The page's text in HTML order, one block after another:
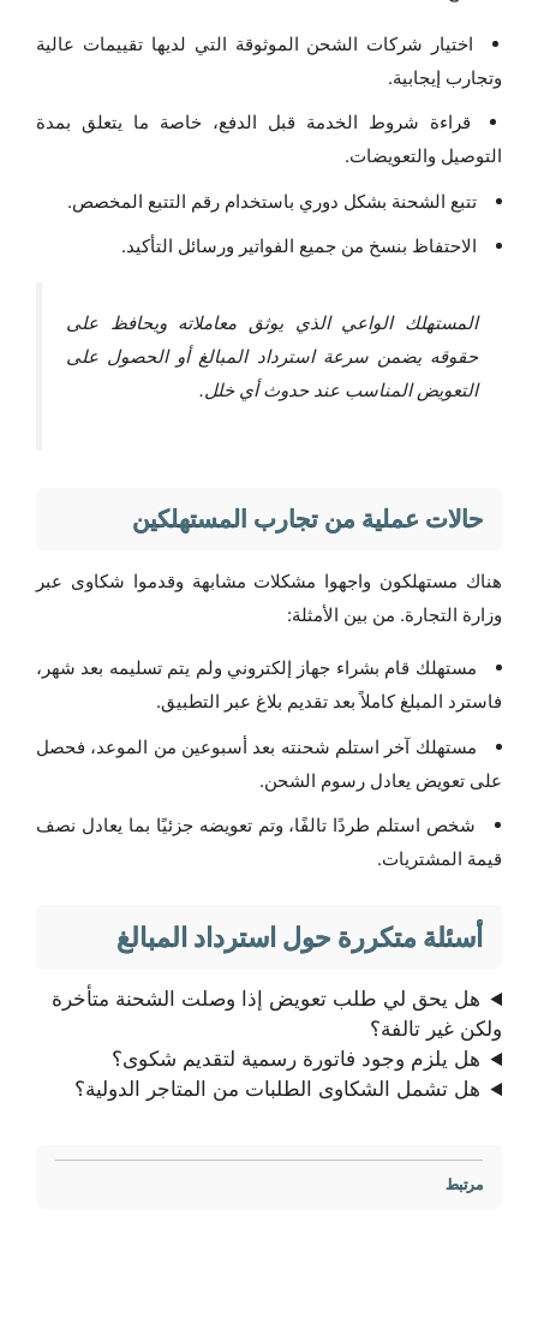
اختيار شركات الشحن الموثوقة التي لديها تقييمات عالية
وتجارب إيجابية.
قراءة شروط الخدمة قبل الدفع، خاصة ما يتعلق بمدة
التوصيل والتعويضات.
تتبع الشحنة بشكل دوري باستخدام رقم التتبع المخصص.
الاحتفاظ بنسخ من جميع الفواتير ورسائل التأكيد.
المستهلك الواعي الذي يوثق معاملاته ويحافظ على
حقوقه يضمن سرعة استرداد المبالغ أو الحصول على
التعويض المناسب عند حدوث أي خلل.
حالات عملية من تجارب المستهلكين
هناك مستهلكون واجهوا مشكلات مشابهة وقدموا شكاوى عبر
وزارة التجارة. من بين الأمثلة:
مستهلك قام بشراء جهاز إلكتروني ولم يتم تسليمه بعد شهر،
فاسترد المبلغ كاملاً بعد تقديم بلاغ عبر التطبيق.
مستهلك آخر استلم شحنته بعد أسبوعين من الموعد، فحصل
على تعويض يعادل رسوم الشحن.
شخص استلم طردًا تالفًا، وتم تعويضه جزئيًا بما يعادل نصف
قيمة المشتريات.
أسئلة متكررة حول استرداد المبالغ
هل يحق لي طلب تعويض إذا وصلت الشحنة متأخرة
ولكن غير تالفة؟
هل يلزم وجود فاتورة رسمية لتقديم شكوى؟
هل تشمل الشكاوى الطلبات من المتاجر الدولية؟
مرتبط